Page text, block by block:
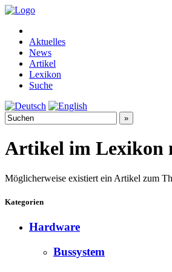
Aktuelles
News
Artikel
Lexikon
Suche
Artikel im Lexikon
Möglicherweise existiert ein Artikel zum
Kategorien
Hardware
Bussystem